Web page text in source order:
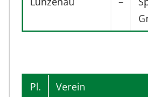
Pl. Verein